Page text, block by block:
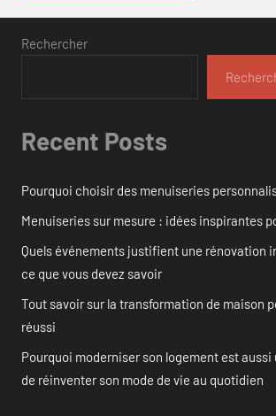
Rechercher
Recent Posts
Pourquoi choisir des menuiseries
Menuiseries sur mesure : idées inspirantes
Quels événements justifient une rénovation
ce que vous devez savoir
Tout savoir sur la transformation de maison
réussi
Pourquoi moderniser son logement est
de réinventer son mode de vie au quotidien